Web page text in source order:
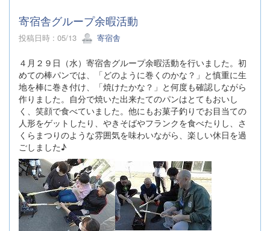
寄宿舎グループ余暇活動
投稿日時 : 05/13 寄宿舎
４月２９日（水）寄宿舎グループ余暇活動を行いました。初
めての棒パンでは、「どのように巻くのかな？」と慎重に生
地を棒に巻き付け、「焼けたかな？」と何度も確認しながら
作りました。自分で焼いた出来たてのパンはとてもおいし
く、笑顔で食べていました。他にもお菓子釣りでお目当ての
人形をゲットしたり、やきそばやフランクを食べたりし、さ
くらまつりのような雰囲気を味わいながら、楽しい休日を過
ごしました♪